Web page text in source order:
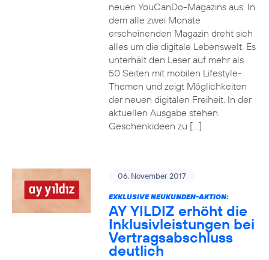
neuen YouCanDo-Magazins aus. In
dem alle zwei Monate
erscheinenden Magazin dreht sich
alles um die digitale Lebenswelt. Es
unterhält den Leser auf mehr als
50 Seiten mit mobilen Lifestyle-
Themen und zeigt Möglichkeiten
der neuen digitalen Freiheit. In der
aktuellen Ausgabe stehen
Geschenkideen zu […]
06. November 2017
EXKLUSIVE NEUKUNDEN-AKTION:
AY YILDIZ erhöht die
Inklusivleistungen bei
Vertragsabschluss
deutlich